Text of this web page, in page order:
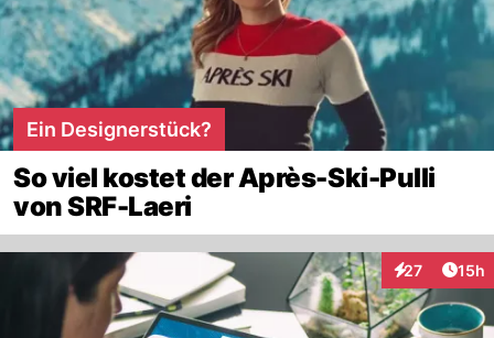
Ein Designerstück?
So viel kostet der Après-Ski-Pulli
von SRF-Laeri
27
Interaktionen
15h